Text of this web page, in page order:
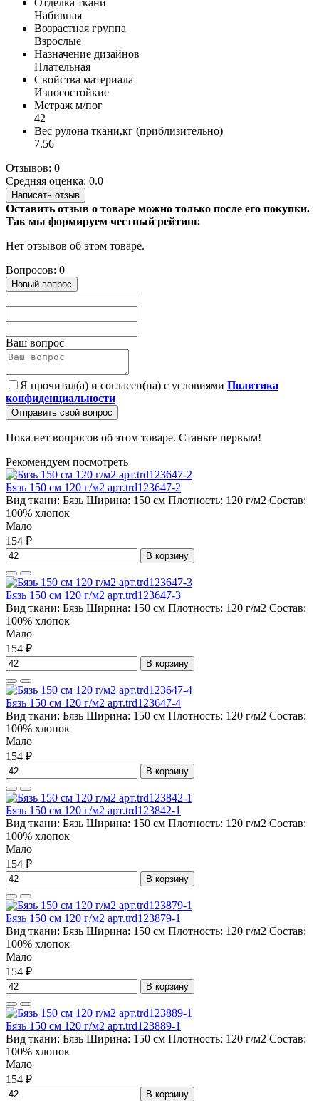
Отделка ткани
Набивная
Возрастная группа
Взрослые
Назначение дизайнов
Плательная
Свойства материала
Износостойкие
Метраж м/пог
42
Вес рулона ткани,кг (приблизительно)
7.56
Отзывов: 0
Средняя оценка: 0.0
Написать отзыв
Оставить отзыв о товаре можно только после его покупки.
Так мы формируем честный рейтинг.
Нет отзывов об этом товаре.
Вопросов: 0
Новый вопрос
Ваш вопрос
Я прочитал(а) и согласен(на) с условиями Политика
конфиденциальности
Отправить свой вопрос
Пока нет вопросов об этом товаре. Станьте первым!
Рекомендуем посмотреть
Бязь 150 см 120 г/м2 арт.trd123647-2
Вид ткани: Бязь Ширина: 150 см Плотность: 120 г/м2 Состав:
100% хлопок
Мало
154 ₽
В корзину
Бязь 150 см 120 г/м2 арт.trd123647-3
Вид ткани: Бязь Ширина: 150 см Плотность: 120 г/м2 Состав:
100% хлопок
Мало
154 ₽
В корзину
Бязь 150 см 120 г/м2 арт.trd123647-4
Вид ткани: Бязь Ширина: 150 см Плотность: 120 г/м2 Состав:
100% хлопок
Мало
154 ₽
В корзину
Бязь 150 см 120 г/м2 арт.trd123842-1
Вид ткани: Бязь Ширина: 150 см Плотность: 120 г/м2 Состав:
100% хлопок
Мало
154 ₽
В корзину
Бязь 150 см 120 г/м2 арт.trd123879-1
Вид ткани: Бязь Ширина: 150 см Плотность: 120 г/м2 Состав:
100% хлопок
Мало
154 ₽
В корзину
Бязь 150 см 120 г/м2 арт.trd123889-1
Вид ткани: Бязь Ширина: 150 см Плотность: 120 г/м2 Состав:
100% хлопок
Мало
154 ₽
В корзину